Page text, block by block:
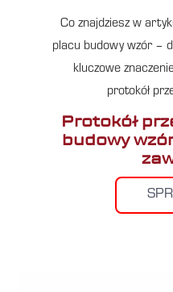
Co znajdziesz w
placu budowy wzór –
kluczowe
protokół
Protokół
budowy